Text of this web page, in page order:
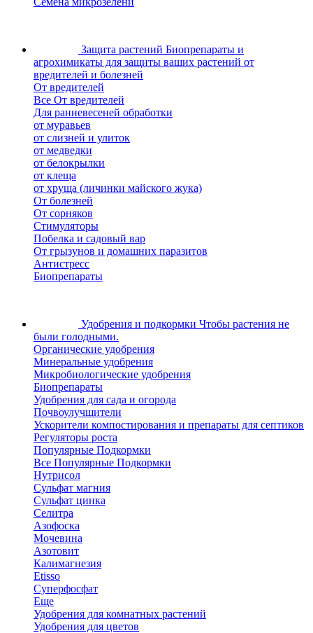
Защита растений Биопрепараты и
агрохимикаты для защиты ваших растений от
вредителей и болезней
От вредителей
Все От вредителей
Для ранневесеней обработки
от муравьев
от слизней и улиток
от медведки
от белокрылки
от клеща
от хруща (личинки майского жука)
От болезней
От сорняков
Стимуляторы
Побелка и садовый вар
От грызунов и домашних паразитов
Антистресс
Биопрепараты
Удобрения и подкормки Чтобы растения не
были голодными.
Органические удобрения
Минеральные удобрения
Микробиологические удобрения
Биопрепараты
Удобрения для сада и огорода
Почвоулучшители
Ускорители компостирования и препараты для септиков
Регуляторы роста
Популярные Подкормки
Все Популярные Подкормки
Нутрисол
Сульфат магния
Сульфат цинка
Селитра
Азофоска
Мочевина
Азотовит
Калимагнезия
Etisso
Суперфосфат
Еще
Удобрения для комнатных растений
Удобрения для цветов